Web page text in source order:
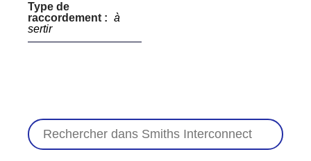
Type de
raccordement : à
sertir